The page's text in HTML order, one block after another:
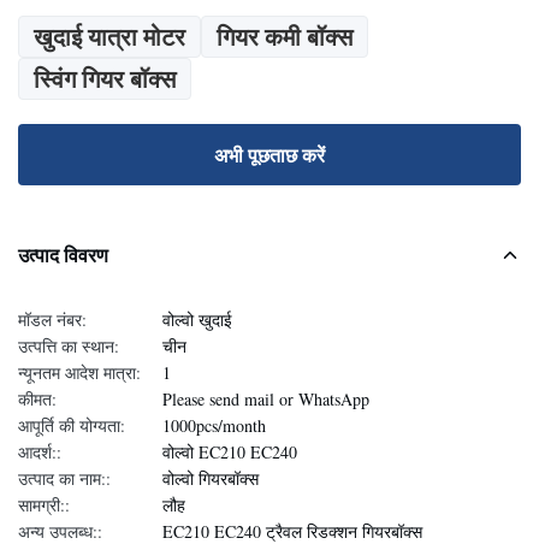
खुदाई यात्रा मोटर
गियर कमी बॉक्स
स्विंग गियर बॉक्स
अभी पूछताछ करें
उत्पाद विवरण
मॉडल नंबर:
वोल्वो खुदाई
उत्पत्ति का स्थान:
चीन
न्यूनतम आदेश मात्रा:
1
कीमत:
Please send mail or WhatsApp
आपूर्ति की योग्यता:
1000pcs/month
आदर्श::
वोल्वो EC210 EC240
उत्पाद का नाम::
वोल्वो गियरबॉक्स
सामग्री::
लौह
अन्य उपलब्ध::
EC210 EC240 ट्रैवल रिडक्शन गियरबॉक्स